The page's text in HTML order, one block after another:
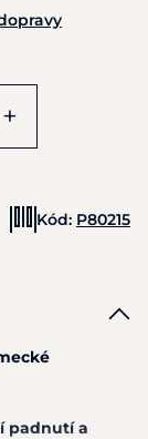
+
Kód: P80215
padnutí a